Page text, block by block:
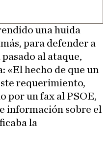
una huida
para defender a
pasado al ataque,
«El hecho de que un
requerimiento,
por un fax al PSOE,
información sobre el
la